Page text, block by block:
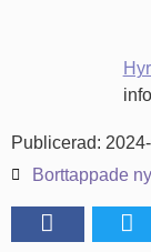
Publicerad:
Borttappade